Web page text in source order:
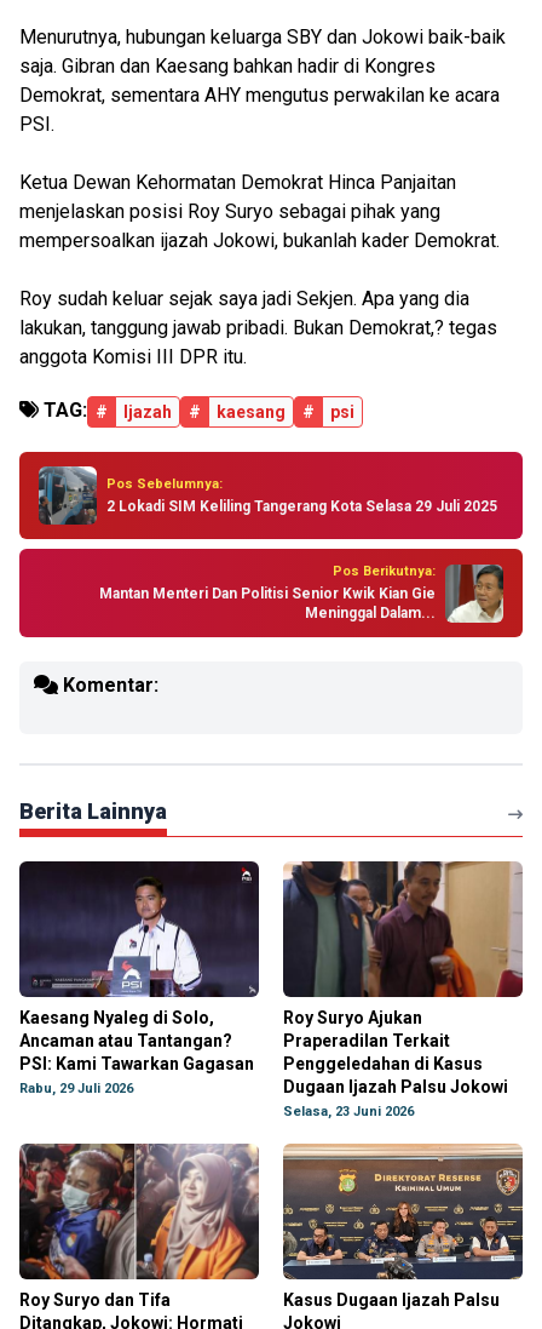
Menurutnya, hubungan keluarga SBY dan Jokowi baik-baik
saja. Gibran dan Kaesang bahkan hadir di Kongres
Demokrat, sementara AHY mengutus perwakilan ke acara
PSI.
Ketua Dewan Kehormatan Demokrat Hinca Panjaitan
menjelaskan posisi Roy Suryo sebagai pihak yang
mempersoalkan ijazah Jokowi, bukanlah kader Demokrat.
Roy sudah keluar sejak saya jadi Sekjen. Apa yang dia
lakukan, tanggung jawab pribadi. Bukan Demokrat,? tegas
anggota Komisi III DPR itu.
TAG: # Ijazah # kaesang # psi
Pos Sebelumnya:
2 Lokadi SIM Keliling Tangerang Kota Selasa 29 Juli 2025
Pos Berikutnya:
Mantan Menteri Dan Politisi Senior Kwik Kian Gie
Meninggal Dalam...
Komentar:
Berita Lainnya
Kaesang Nyaleg di Solo,
Ancaman atau Tantangan?
PSI: Kami Tawarkan Gagasan
Rabu, 29 Juli 2026
Roy Suryo Ajukan
Praperadilan Terkait
Penggeledahan di Kasus
Dugaan Ijazah Palsu Jokowi
Selasa, 23 Juni 2026
Roy Suryo dan Tifa
Ditangkap, Jokowi: Hormati
Kasus Dugaan Ijazah Palsu
Jokowi